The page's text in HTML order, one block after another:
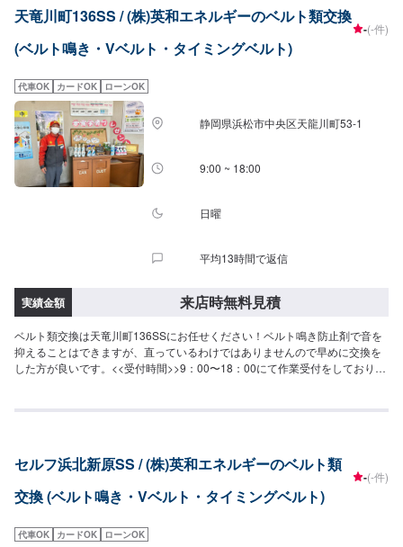
天竜川町136SS / (株)英和エネルギーのベルト類交換
(ベルト鳴き・Vベルト・タイミングベルト)
-(-件)
代車OK カードOK ローンOK
静岡県浜松市中央区天龍川町53-1
9:00 ~ 18:00
日曜
平均13時間で返信
実績金額 来店時無料見積
ベルト類交換は天竜川町136SSにお任せください！ベルト鳴き防止剤で音を
抑えることはできますが、直っているわけではありませんので早めに交換を
した方が良いです。<<受付時間>>9：00〜18：00にて作業受付をしておりま
セルフ浜北新原SS / (株)英和エネルギーのベルト類
交換 (ベルト鳴き・Vベルト・タイミングベルト)
-(-件)
代車OK カードOK ローンOK